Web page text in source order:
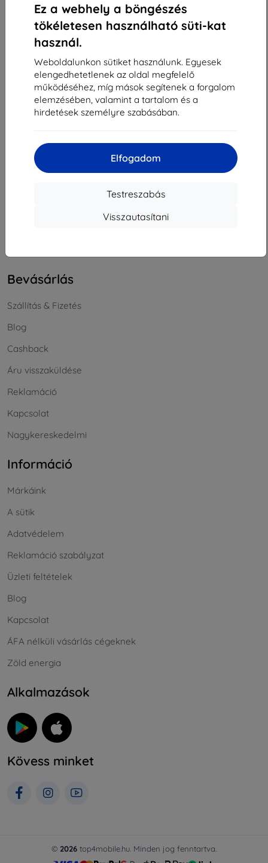
Ez a webhely a böngészés
tökéletesen használható süti-kat
használ.
Weboldalunkon sütiket használunk. Egyesek
elengedhetetlenek az oldal megfelelő
működéséhez, míg mások segítenek a forgalom
elemzésében, valamint a tartalom és a
hirdetések személyre szabásában.
Elfogadom
Testreszabás
Visszautasítani
Shield-Sk s.r.o.
Rudolf Mocka utca 3750/2A
841 04 Bratislava
Cégjegyzékszám:
46701494
ÁFA-azonosító:
SK2023549671
Elérhetőség
info@top4mobile.eu
Írjon nekünk
Bevásárlás
Szállítás & Fizetés
Blog
Cashback
Áru visszaküldése
Reklamáció
Kapcsolat
Nagykereskedelmi
Információ
Márkáink
A sütik
Adatvédelem
Reklamáció szabályzat
Üzleti feltételek
Blog
Kapcsolat
ÁFA nélküli vásárlás cégeknek
Zöld energia
Alkalmazások
Kövess minket
© 2026 top4mobile.hu. Minden jog fenntartva.